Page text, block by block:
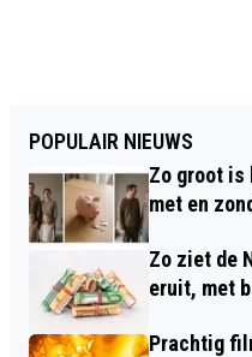
POPULAIR NIEUWS
Zo groot is
met en
Zo ziet de
eruit, met
Prachtig